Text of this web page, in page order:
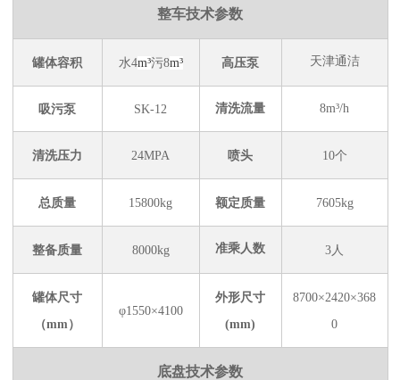
整车技术参数
罐体容积 水4m³污8m³ 高压泵 天津通洁
吸污泵 SK-12 清洗流量 8m³/h
清洗压力 24MPA 喷头 10个
总质量 15800kg 额定质量 7605kg
整备质量 8000kg 准乘人数 3人
罐体尺寸
（mm）
φ1550×4100
外形尺寸
(mm)
8700×2420×368
0
底盘技术参数